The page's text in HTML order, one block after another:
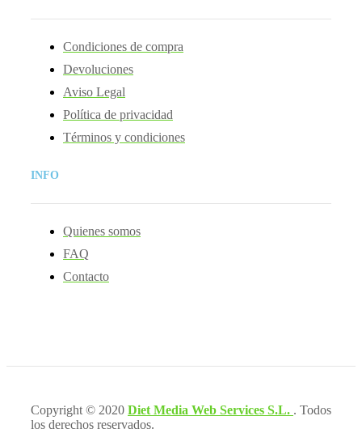
Condiciones de compra
Devoluciones
Aviso Legal
Política de privacidad
Términos y condiciones
INFO
Quienes somos
FAQ
Contacto
Copyright © 2020 Diet Media Web Services S.L. . Todos
los derechos reservados.